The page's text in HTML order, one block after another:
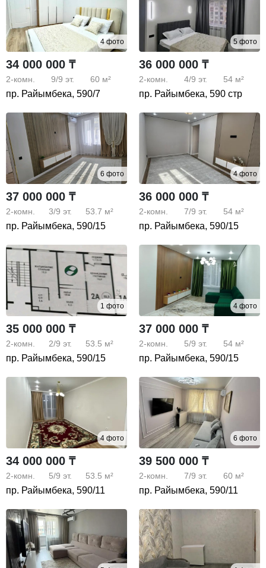
4 фото
34 000 000 ₸
2-комн. 9/9 эт. 60 м²
пр. Райымбека, 590/7
5 фото
36 000 000 ₸
2-комн. 4/9 эт. 54 м²
пр. Райымбека, 590 стр
6 фото
37 000 000 ₸
2-комн. 3/9 эт. 53.7 м²
пр. Райымбека, 590/15
4 фото
36 000 000 ₸
2-комн. 7/9 эт. 54 м²
пр. Райымбека, 590/15
1 фото
35 000 000 ₸
2-комн. 2/9 эт. 53.5 м²
пр. Райымбека, 590/15
4 фото
37 000 000 ₸
2-комн. 5/9 эт. 54 м²
пр. Райымбека, 590/15
4 фото
34 000 000 ₸
2-комн. 5/9 эт. 53.5 м²
пр. Райымбека, 590/11
6 фото
39 500 000 ₸
2-комн. 7/9 эт. 60 м²
пр. Райымбека, 590/11